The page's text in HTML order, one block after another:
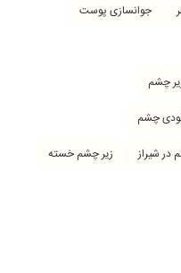
جوانسازی پوست
چشم
چشم
در شیراز
زیر چشم خسته